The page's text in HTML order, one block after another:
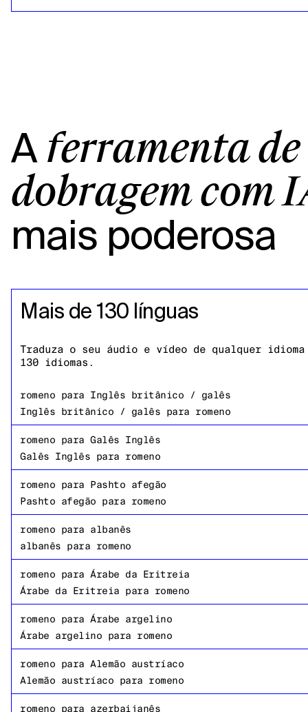
A ferramenta de
dobragem com
mais poderosa
Mais de 130 línguas
Traduza o seu áudio e vídeo de qualquer
130 idiomas.
romeno para Inglês britânico / galês
Inglês britânico / galês para romeno
romeno para Galês Inglês
Galês Inglês para romeno
romeno para Pashto afegão
Pashto afegão para romeno
romeno para albanês
albanês para romeno
romeno para Árabe da Eritreia
Árabe da Eritreia para romeno
romeno para Árabe argelino
Árabe argelino para romeno
romeno para Alemão austríaco
Alemão austríaco para romeno
romeno para azerbaijanês